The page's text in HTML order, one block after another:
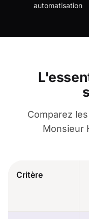
automatisation
Comparez
Monsieur
Critère